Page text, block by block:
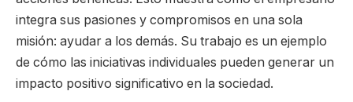
integra sus pasiones y compromisos en una sola
misión: ayudar a los demás. Su trabajo es un ejemplo
de cómo las iniciativas individuales pueden generar un
impacto positivo significativo en la sociedad.